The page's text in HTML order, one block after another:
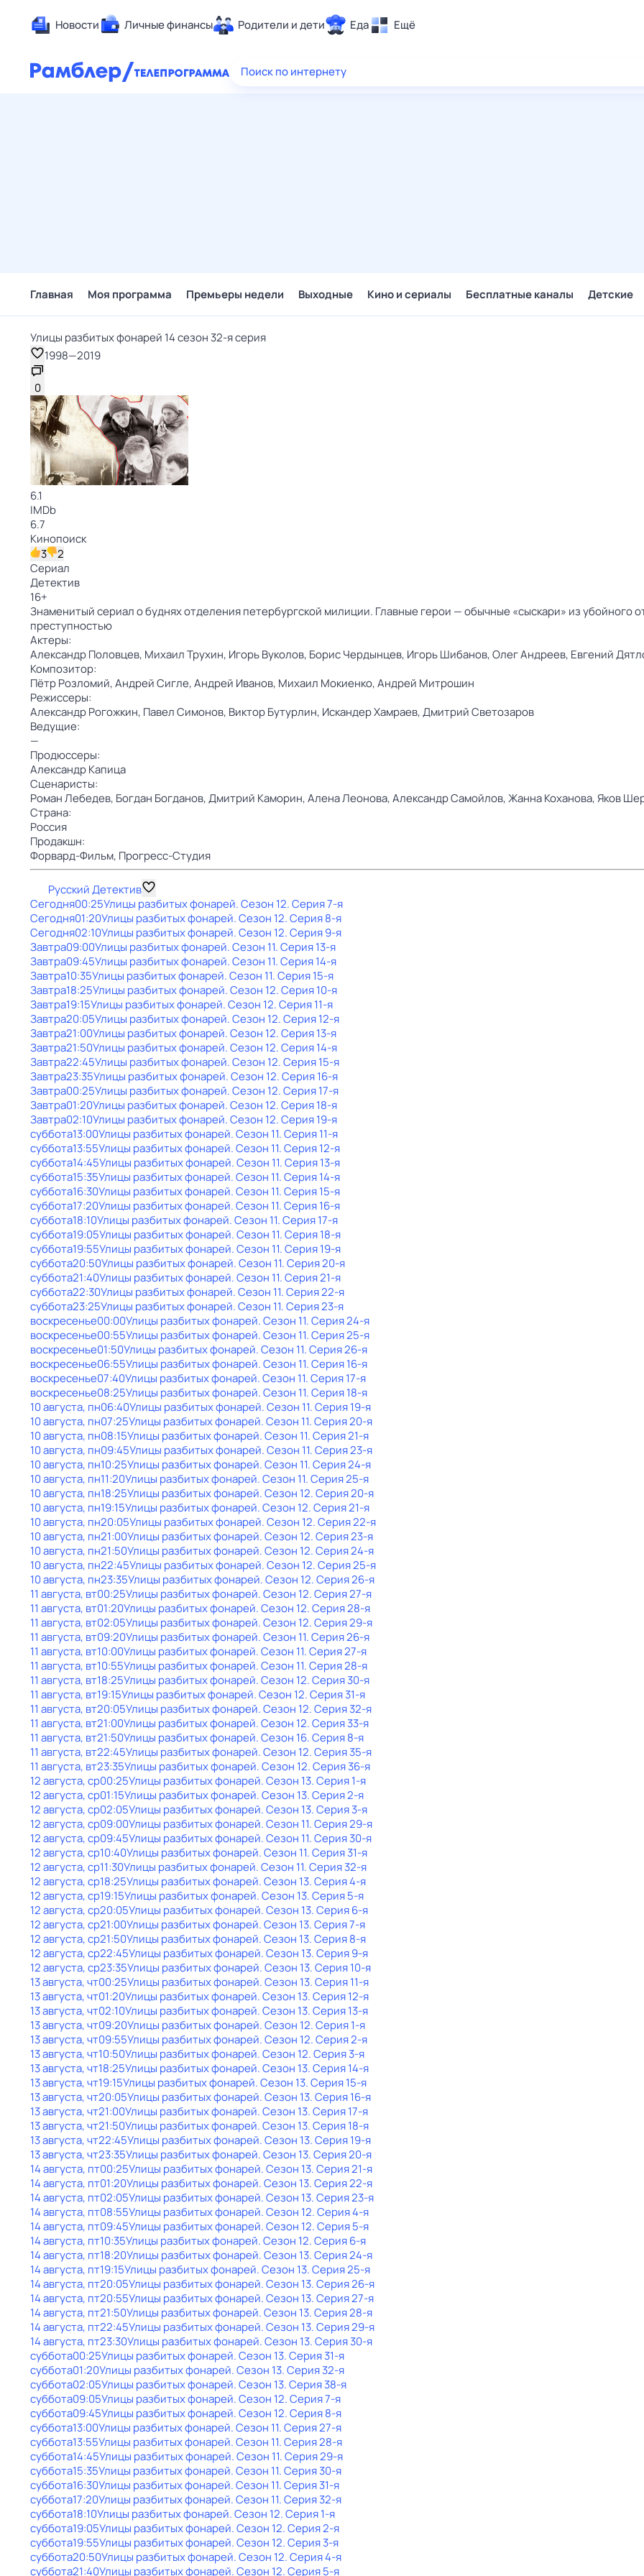
Новости Личные финансы Родители и дети Еда Ещё
Здоровье
Поиск по интернету
Главная Моя программа Премьеры недели Выходные Кино и сериалы Бесплатные каналы Детские
Улицы разбитых фонарей 14 сезон 32-я серия
1998—2019
0
6.1
IMDb
6.7
Кинопоиск
3
2
Сериал
Детектив
16+
Знаменитый сериал о буднях отделения петербургской милиции. Главные герои — обычные «сыскари» из убойного
преступностью
Актеры:
Александр Половцев, Михаил Трухин, Игорь Вуколов, Борис Чердынцев, Игорь Шибанов,Олег Андреев, Евгений
Композитор:
Пётр Розломий,Андрей Сигле,Андрей Иванов, Михаил Мокиенко,Андрей Митрошин
Режиссеры:
Александр Рогожкин, Павел Симонов, Виктор Бутурлин, Искандер Хамраев,Дмитрий Светозаров
Ведущие:
—
Продюссеры:
Александр Капица
Сценаристы:
Роман Лебедев, Богдан Богданов,Дмитрий Каморин,Алена Леонова,Александр Самойлов,Жанна Коханова,Яков
Страна:
Россия
Продакшн:
Форвард-Фильм, Прогресс-Студия
Русский Детектив
Сегодня00:25Улицы разбитых фонарей. Сезон 12. Серия 7-я
Сегодня01:20Улицы разбитых фонарей. Сезон 12. Серия 8-я
Сегодня02:10Улицы разбитых фонарей. Сезон 12. Серия 9-я
Завтра09:00Улицы разбитых фонарей. Сезон 11. Серия 13-я
Завтра09:45Улицы разбитых фонарей. Сезон 11. Серия 14-я
Завтра10:35Улицы разбитых фонарей. Сезон 11. Серия 15-я
Завтра18:25Улицы разбитых фонарей. Сезон 12. Серия 10-я
Завтра19:15Улицы разбитых фонарей. Сезон 12. Серия 11-я
Завтра20:05Улицы разбитых фонарей. Сезон 12. Серия 12-я
Завтра21:00Улицы разбитых фонарей. Сезон 12. Серия 13-я
Завтра21:50Улицы разбитых фонарей. Сезон 12. Серия 14-я
Завтра22:45Улицы разбитых фонарей. Сезон 12. Серия 15-я
Завтра23:35Улицы разбитых фонарей. Сезон 12. Серия 16-я
Завтра00:25Улицы разбитых фонарей. Сезон 12. Серия 17-я
Завтра01:20Улицы разбитых фонарей. Сезон 12. Серия 18-я
Завтра02:10Улицы разбитых фонарей. Сезон 12. Серия 19-я
суббота13:00Улицы разбитых фонарей. Сезон 11. Серия 11-я
суббота13:55Улицы разбитых фонарей. Сезон 11. Серия 12-я
суббота14:45Улицы разбитых фонарей. Сезон 11. Серия 13-я
суббота15:35Улицы разбитых фонарей. Сезон 11. Серия 14-я
суббота16:30Улицы разбитых фонарей. Сезон 11. Серия 15-я
суббота17:20Улицы разбитых фонарей. Сезон 11. Серия 16-я
суббота18:10Улицы разбитых фонарей. Сезон 11. Серия 17-я
суббота19:05Улицы разбитых фонарей. Сезон 11. Серия 18-я
суббота19:55Улицы разбитых фонарей. Сезон 11. Серия 19-я
суббота20:50Улицы разбитых фонарей. Сезон 11. Серия 20-я
суббота21:40Улицы разбитых фонарей. Сезон 11. Серия 21-я
суббота22:30Улицы разбитых фонарей. Сезон 11. Серия 22-я
суббота23:25Улицы разбитых фонарей. Сезон 11. Серия 23-я
воскресенье00:00Улицы разбитых фонарей. Сезон 11. Серия 24-я
воскресенье00:55Улицы разбитых фонарей. Сезон 11. Серия 25-я
воскресенье01:50Улицы разбитых фонарей. Сезон 11. Серия 26-я
воскресенье06:55Улицы разбитых фонарей. Сезон 11. Серия 16-я
воскресенье07:40Улицы разбитых фонарей. Сезон 11. Серия 17-я
воскресенье08:25Улицы разбитых фонарей. Сезон 11. Серия 18-я
10 августа, пн06:40Улицы разбитых фонарей. Сезон 11. Серия 19-я
10 августа, пн07:25Улицы разбитых фонарей. Сезон 11. Серия 20-я
10 августа, пн08:15Улицы разбитых фонарей. Сезон 11. Серия 21-я
10 августа, пн09:45Улицы разбитых фонарей. Сезон 11. Серия 23-я
10 августа, пн10:25Улицы разбитых фонарей. Сезон 11. Серия 24-я
10 августа, пн11:20Улицы разбитых фонарей. Сезон 11. Серия 25-я
10 августа, пн18:25Улицы разбитых фонарей. Сезон 12. Серия 20-я
10 августа, пн19:15Улицы разбитых фонарей. Сезон 12. Серия 21-я
10 августа, пн20:05Улицы разбитых фонарей. Сезон 12. Серия 22-я
10 августа, пн21:00Улицы разбитых фонарей. Сезон 12. Серия 23-я
10 августа, пн21:50Улицы разбитых фонарей. Сезон 12. Серия 24-я
10 августа, пн22:45Улицы разбитых фонарей. Сезон 12. Серия 25-я
10 августа, пн23:35Улицы разбитых фонарей. Сезон 12. Серия 26-я
11 августа, вт00:25Улицы разбитых фонарей. Сезон 12. Серия 27-я
11 августа, вт01:20Улицы разбитых фонарей. Сезон 12. Серия 28-я
11 августа, вт02:05Улицы разбитых фонарей. Сезон 12. Серия 29-я
11 августа, вт09:20Улицы разбитых фонарей. Сезон 11. Серия 26-я
11 августа, вт10:00Улицы разбитых фонарей. Сезон 11. Серия 27-я
11 августа, вт10:55Улицы разбитых фонарей. Сезон 11. Серия 28-я
11 августа, вт18:25Улицы разбитых фонарей. Сезон 12. Серия 30-я
11 августа, вт19:15Улицы разбитых фонарей. Сезон 12. Серия 31-я
11 августа, вт20:05Улицы разбитых фонарей. Сезон 12. Серия 32-я
11 августа, вт21:00Улицы разбитых фонарей. Сезон 12. Серия 33-я
11 августа, вт21:50Улицы разбитых фонарей. Сезон 16. Серия 8-я
11 августа, вт22:45Улицы разбитых фонарей. Сезон 12. Серия 35-я
11 августа, вт23:35Улицы разбитых фонарей. Сезон 12. Серия 36-я
12 августа, ср00:25Улицы разбитых фонарей. Сезон 13. Серия 1-я
12 августа, ср01:15Улицы разбитых фонарей. Сезон 13. Серия 2-я
12 августа, ср02:05Улицы разбитых фонарей. Сезон 13. Серия 3-я
12 августа, ср09:00Улицы разбитых фонарей. Сезон 11. Серия 29-я
12 августа, ср09:45Улицы разбитых фонарей. Сезон 11. Серия 30-я
12 августа, ср10:40Улицы разбитых фонарей. Сезон 11. Серия 31-я
12 августа, ср11:30Улицы разбитых фонарей. Сезон 11. Серия 32-я
12 августа, ср18:25Улицы разбитых фонарей. Сезон 13. Серия 4-я
12 августа, ср19:15Улицы разбитых фонарей. Сезон 13. Серия 5-я
12 августа, ср20:05Улицы разбитых фонарей. Сезон 13. Серия 6-я
12 августа, ср21:00Улицы разбитых фонарей. Сезон 13. Серия 7-я
12 августа, ср21:50Улицы разбитых фонарей. Сезон 13. Серия 8-я
12 августа, ср22:45Улицы разбитых фонарей. Сезон 13. Серия 9-я
12 августа, ср23:35Улицы разбитых фонарей. Сезон 13. Серия 10-я
13 августа, чт00:25Улицы разбитых фонарей. Сезон 13. Серия 11-я
13 августа, чт01:20Улицы разбитых фонарей. Сезон 13. Серия 12-я
13 августа, чт02:10Улицы разбитых фонарей. Сезон 13. Серия 13-я
13 августа, чт09:20Улицы разбитых фонарей. Сезон 12. Серия 1-я
13 августа, чт09:55Улицы разбитых фонарей. Сезон 12. Серия 2-я
13 августа, чт10:50Улицы разбитых фонарей. Сезон 12. Серия 3-я
13 августа, чт18:25Улицы разбитых фонарей. Сезон 13. Серия 14-я
13 августа, чт19:15Улицы разбитых фонарей. Сезон 13. Серия 15-я
13 августа, чт20:05Улицы разбитых фонарей. Сезон 13. Серия 16-я
13 августа, чт21:00Улицы разбитых фонарей. Сезон 13. Серия 17-я
13 августа, чт21:50Улицы разбитых фонарей. Сезон 13. Серия 18-я
13 августа, чт22:45Улицы разбитых фонарей. Сезон 13. Серия 19-я
13 августа, чт23:35Улицы разбитых фонарей. Сезон 13. Серия 20-я
14 августа, пт00:25Улицы разбитых фонарей. Сезон 13. Серия 21-я
14 августа, пт01:20Улицы разбитых фонарей. Сезон 13. Серия 22-я
14 августа, пт02:05Улицы разбитых фонарей. Сезон 13. Серия 23-я
14 августа, пт08:55Улицы разбитых фонарей. Сезон 12. Серия 4-я
14 августа, пт09:45Улицы разбитых фонарей. Сезон 12. Серия 5-я
14 августа, пт10:35Улицы разбитых фонарей. Сезон 12. Серия 6-я
14 августа, пт18:20Улицы разбитых фонарей. Сезон 13. Серия 24-я
14 августа, пт19:15Улицы разбитых фонарей. Сезон 13. Серия 25-я
14 августа, пт20:05Улицы разбитых фонарей. Сезон 13. Серия 26-я
14 августа, пт20:55Улицы разбитых фонарей. Сезон 13. Серия 27-я
14 августа, пт21:50Улицы разбитых фонарей. Сезон 13. Серия 28-я
14 августа, пт22:45Улицы разбитых фонарей. Сезон 13. Серия 29-я
14 августа, пт23:30Улицы разбитых фонарей. Сезон 13. Серия 30-я
суббота00:25Улицы разбитых фонарей. Сезон 13. Серия 31-я
суббота01:20Улицы разбитых фонарей. Сезон 13. Серия 32-я
суббота02:05Улицы разбитых фонарей. Сезон 13. Серия 38-я
суббота09:05Улицы разбитых фонарей. Сезон 12. Серия 7-я
суббота09:45Улицы разбитых фонарей. Сезон 12. Серия 8-я
суббота13:00Улицы разбитых фонарей. Сезон 11. Серия 27-я
суббота13:55Улицы разбитых фонарей. Сезон 11. Серия 28-я
суббота14:45Улицы разбитых фонарей. Сезон 11. Серия 29-я
суббота15:35Улицы разбитых фонарей. Сезон 11. Серия 30-я
суббота16:30Улицы разбитых фонарей. Сезон 11. Серия 31-я
суббота17:20Улицы разбитых фонарей. Сезон 11. Серия 32-я
суббота18:10Улицы разбитых фонарей. Сезон 12. Серия 1-я
суббота19:05Улицы разбитых фонарей. Сезон 12. Серия 2-я
суббота19:55Улицы разбитых фонарей. Сезон 12. Серия 3-я
суббота20:50Улицы разбитых фонарей. Сезон 12. Серия 4-я
суббота21:40Улицы разбитых фонарей. Сезон 12. Серия 5-я